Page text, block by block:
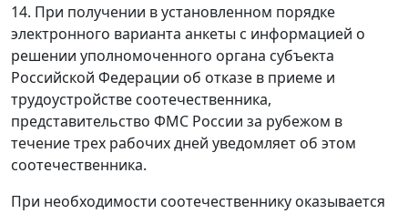
14. При получении в установленном порядке
электронного варианта анкеты с информацией о
решении уполномоченного органа субъекта
Российской Федерации об отказе в приеме и
трудоустройстве соотечественника,
представительство ФМС России за рубежом в
течение трех рабочих дней уведомляет об этом
соотечественника.
При необходимости соотечественнику оказывается